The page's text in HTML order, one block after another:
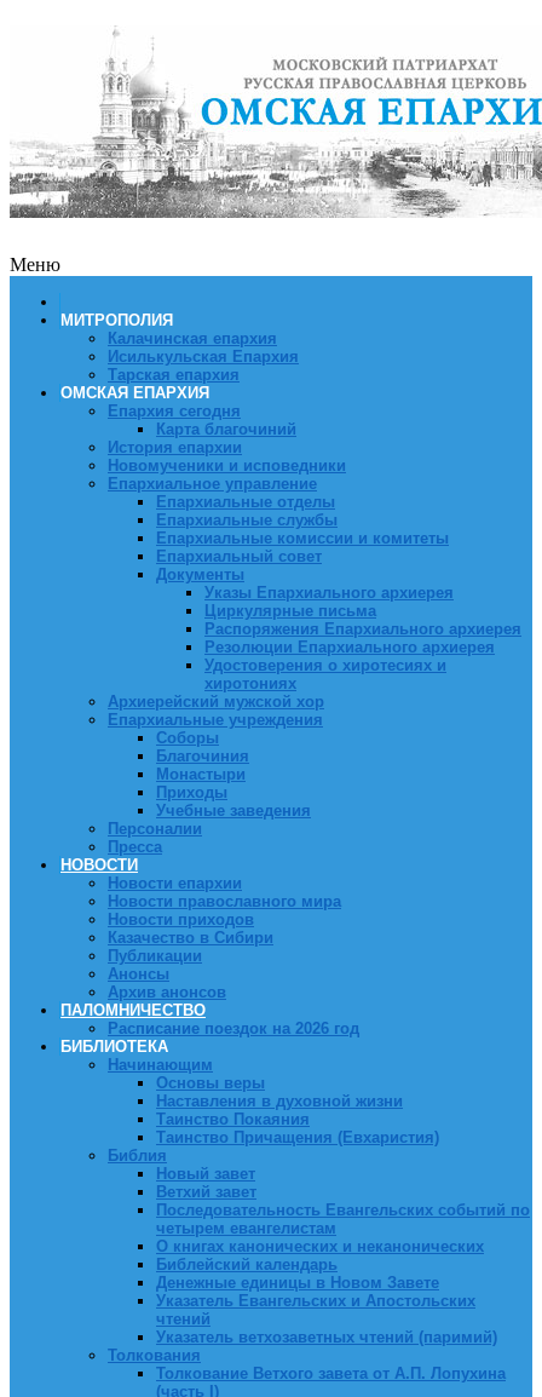
Меню
МИТРОПОЛИЯ
Калачинская епархия
Исилькульская Епархия
Тарская епархия
ОМСКАЯ ЕПАРХИЯ
Епархия сегодня
Карта благочиний
История епархии
Новомученики и исповедники
Епархиальное управление
Епархиальные отделы
Епархиальные службы
Епархиальные комиссии и комитеты
Епархиальный совет
Документы
Указы Епархиального архиерея
Циркулярные письма
Распоряжения Епархиального архиерея
Резолюции Епархиального архиерея
Удостоверения о хиротесиях и
хиротониях
Архиерейский мужской хор
Епархиальные учреждения
Соборы
Благочиния
Монастыри
Приходы
Учебные заведения
Персоналии
Пресса
НОВОСТИ
Новости епархии
Новости православного мира
Новости приходов
Казачество в Сибири
Публикации
Анонсы
Архив анонсов
ПАЛОМНИЧЕСТВО
Расписание поездок на 2026 год
БИБЛИОТЕКА
Начинающим
Основы веры
Наставления в духовной жизни
Таинство Покаяния
Таинство Причащения (Евхаристия)
Библия
Новый завет
Ветхий завет
Последовательность Евангельских событий по
четырем евангелистам
О книгах канонических и неканонических
Библейский календарь
Денежные единицы в Новом Завете
Указатель Евангельских и Апостольских
чтений
Указатель ветхозаветных чтений (паримий)
Толкования
Толкование Ветхого завета от А.П. Лопухина
(часть I)